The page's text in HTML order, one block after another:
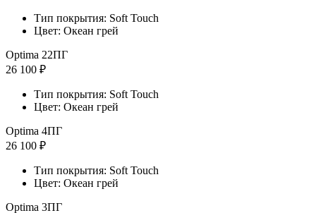
Тип покрытия: Soft Touch
Цвет: Океан грей
Optima 22ПГ
26 100 ₽
Тип покрытия: Soft Touch
Цвет: Океан грей
Optima 4ПГ
26 100 ₽
Тип покрытия: Soft Touch
Цвет: Океан грей
Optima 3ПГ